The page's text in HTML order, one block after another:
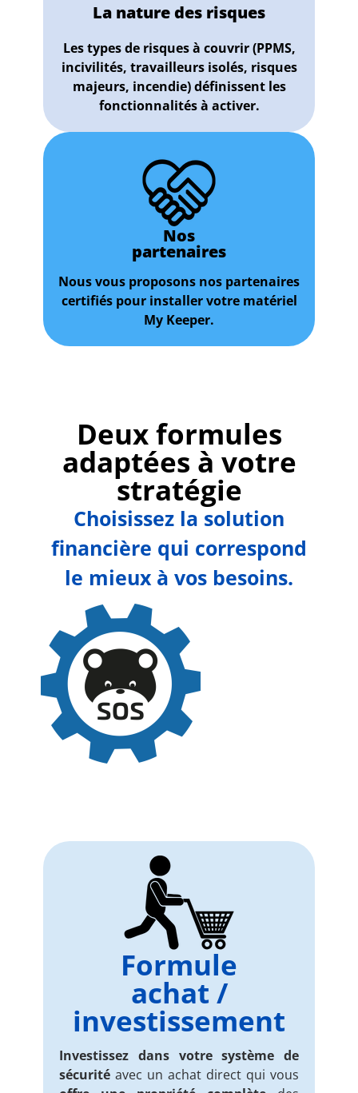
La nature des risques
Les types de risques à couvrir (PPMS,
incivilités, travailleurs isolés, risques
majeurs, incendie) définissent les
fonctionnalités à activer.
Nos
partenaires
Nous vous proposons nos partenaires
certifiés pour installer votre matériel
My Keeper.
Deux formules
adaptées à votre
stratégie
Choisissez la solution
financière qui correspond
le mieux à vos besoins.
Formule
achat /
investissement
Investissez dans votre système de
sécurité avec un achat direct qui vous